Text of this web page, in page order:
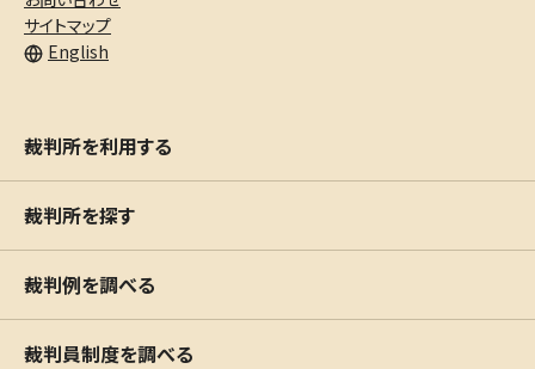
サイトマップ
English
検
索
裁判所を利用する
裁判所を探す
裁判例を調べる
裁判員制度を調べる